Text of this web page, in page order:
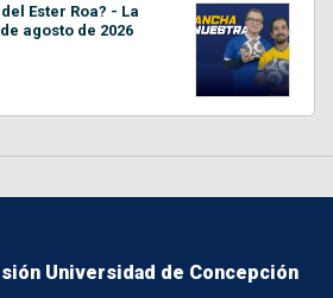
Ester Roa? - La
agosto de 2026
Universidad de Concepción